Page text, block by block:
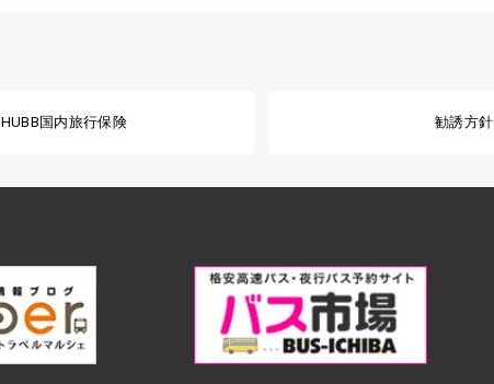
国内旅行保険 勧誘方針